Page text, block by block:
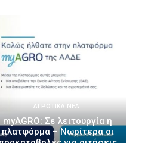
ΑΓΡΟΤΙΚΆ ΝΈΑ
myAGRO: Σε λειτουργία η
πλατφόρμα – Νωρίτερα οι